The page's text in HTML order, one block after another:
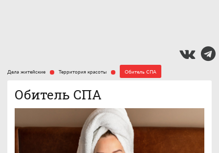
Дела житейские Территория красоты Обитель СПА
Обитель СПА